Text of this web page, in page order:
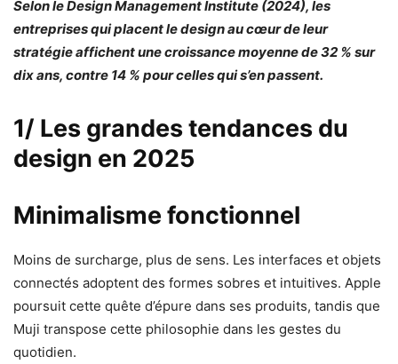
Selon leDesign Management Institute (2024), les
entreprises qui placent le design au cœur de leur
stratégie affichent une croissance moyenne de32 % sur
dix ans, contre 14 % pour celles qui s’en passent.
1/ Les grandes tendances du
design en 2025
Minimalisme fonctionnel
Moins de surcharge, plus de sens. Les interfaces et objets
connectés adoptent des formes sobres et intuitives. Apple
poursuit cette quête d’épure dans ses produits, tandis que
Muji transpose cette philosophie dans les gestes du
quotidien.